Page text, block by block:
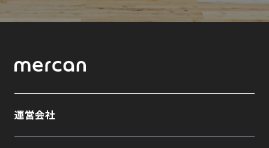
運営会社